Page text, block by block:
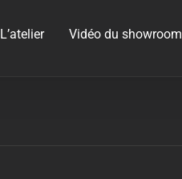
L’atelier Vidéo du showroom